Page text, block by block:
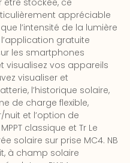
stockée, ce
appréciable
l’intensité de la lumière
gratuite
les smartphones
visualisez vos appareils
visualiser et
l’historique solaire,
de charge flexible,
et l’option de
classique et Tr Le
solaire sur prise MC4. NB
à champ solaire